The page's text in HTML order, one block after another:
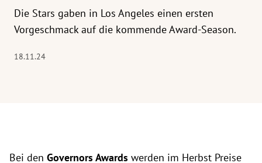
Untermenü
Die Stars gaben in Los Angeles einen ersten
Vorgeschmack auf die kommende Award-Season.
18.11.24
Bei den Governors Awards werden im Herbst Preise